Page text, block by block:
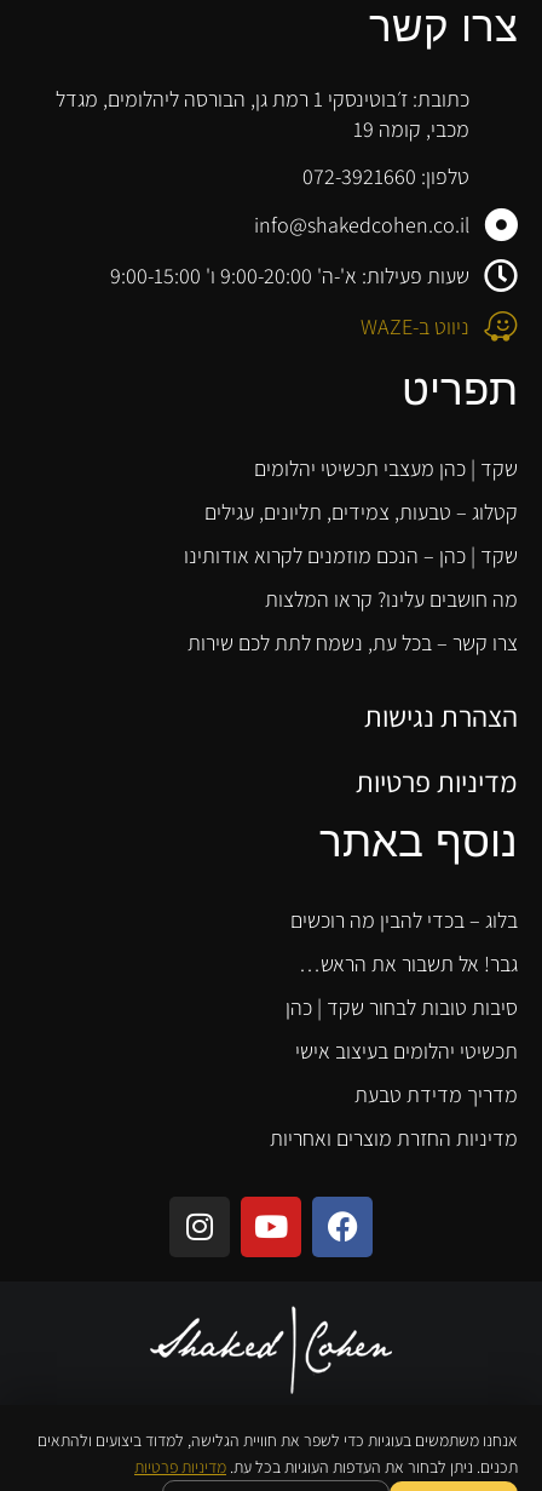
צרו קשר
כתובת: ז׳בוטינסקי 1 רמת גן, הבורסה ליהלומים, מגדל
מכבי, קומה 19
טלפון: 072-3921660
info@shakedcohen.co.il
שעות פעילות: א'-ה' 9:00-20:00 ו' 9:00-15:00
ניווט ב-WAZE
תפריט
שקד | כהן מעצבי תכשיטי יהלומים
קטלוג – טבעות, צמידים, תליונים, עגילים
שקד | כהן – הנכם מוזמנים לקרוא אודותינו
מה חושבים עלינו? קראו המלצות
צרו קשר – בכל עת, נשמח לתת לכם שירות
הצהרת נגישות
מדיניות פרטיות
נוסף באתר
בלוג – בכדי להבין מה רוכשים
גבר! אל תשבור את הראש…
סיבות טובות לבחור שקד | כהן
תכשיטי יהלומים בעיצוב אישי
מדריך מדידת טבעת
מדיניות החזרת מוצרים ואחריות
כל הזכויות שמורות © ט.ל.ח– נבנה ע"י
אנחנו משתמשים בעוגיות כדי לשפר את חוויית הגלישה, למדוד ביצועים ולהתאים
תכנים. ניתן לבחור את העדפות העוגיות בכל עת. מדיניות פרטיות